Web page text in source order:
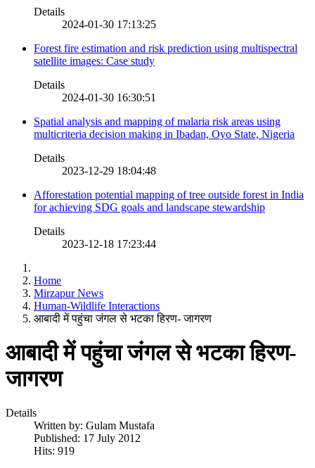
Details
2024-01-30 17:13:25
Forest fire estimation and risk prediction using multispectral
satellite images: Case study
Details
2024-01-30 16:30:51
Spatial analysis and mapping of malaria risk areas using
multicriteria decision making in Ibadan, Oyo State, Nigeria
Details
2023-12-29 18:04:48
Afforestation potential mapping of tree outside forest in India
for achieving SDG goals and landscape stewardship
Details
2023-12-18 17:23:44
Home
Mirzapur News
Human-Wildlife Interactions
आबादी में पहुंचा जंगल से भटका हिरण- जागरण
आबादी में पहुंचा जंगल से भटका हिरण-
जागरण
Details
Written by: Gulam Mustafa
Published: 17 July 2012
Hits: 919